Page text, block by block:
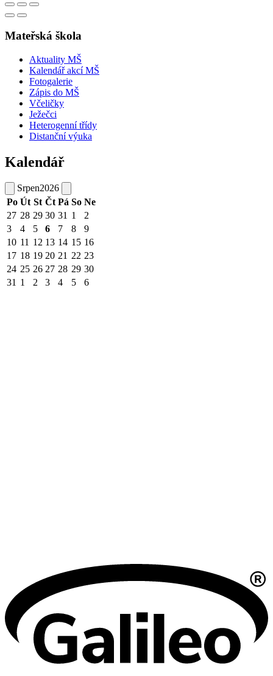
Mateřská škola
Aktuality MŠ
Kalendář akcí MŠ
Fotogalerie
Zápis do MŠ
Včeličky
Ježečci
Heterogenní třídy
Distanční výuka
Kalendář
Srpen2026
Po Út St Čt Pá So Ne
27 28 29 30 31 1
2
3
4 5 6 7 8
9
10 11 12 13 14 15 16
17 18 19 20 21 22 23
24 25 26 27 28 29 30
31 1 2 3 4 5 6